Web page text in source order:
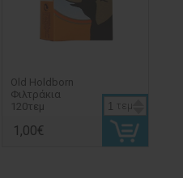
Old Holdborn
Φιλτράκια
120τεμ
1,00€
τεμ